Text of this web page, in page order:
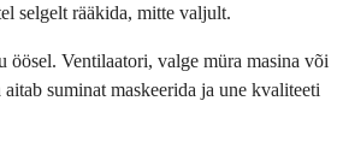
selgelt rääkida, mitte valjult.
Ventilaatori, valge müra masina või
suminat maskeerida ja une kvaliteeti